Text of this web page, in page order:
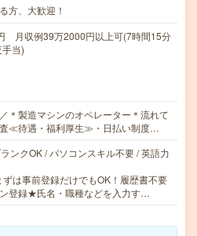
方、大歓迎！
月収例39万2000円以上可(7時間15分
当)
＊製造マシンのオペレーター＊流れて
査≪待遇・福利厚生≫・日払い制度…
ンクOK / パソコンスキル不要 / 英語力
は事前登録だけでもOK！履歴書不要
登録★氏名・職種などを入力す…